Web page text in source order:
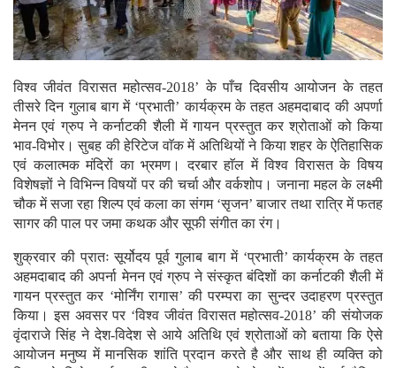
विश्व जीवंत विरासत महोत्सव-2018’ के पाँच दिवसीय आयोजन के तहत
तीसरे दिन गुलाब बाग में ‘प्रभाती’ कार्यक्रम के तहत अहमदाबाद की अपर्णा
मेनन एवं ग्रुप ने कर्नाटकी शैली में गायन प्रस्तुत कर श्रोताओं को किया
भाव-विभोर। सुबह की हेरिटेज वाॅक में अतिथियों ने किया शहर के ऐतिहासिक
एवं कलात्मक मंदिरों का भ्रमण। दरबार हाॅल में विश्व विरासत के विषय
विशेषज्ञों ने विभिन्न विषयों पर की चर्चा और वर्कशोप। जनाना महल के लक्ष्मी
चौक में सजा रहा शिल्प एवं कला का संगम ‘सृजन’ बाजार तथा रात्रि में फतह
सागर की पाल पर जमा कथक और सूफी संगीत का रंग।
शुक्रवार की प्रातः सूर्योदय पूर्व गुलाब बाग में ‘प्रभाती’ कार्यक्रम के तहत
अहमदाबाद की अपर्ना मेनन एवं ग्रुप ने संस्कृत बंदिशों का कर्नाटकी शैली में
गायन प्रस्तुत कर ‘मोर्निंग रागास’ की परम्परा का सुन्दर उदाहरण प्रस्तुत
किया। इस अवसर पर ‘विश्व जीवंत विरासत महोत्सव-2018’ की संयोजक
वृंदाराजे सिंह ने देश-विदेश से आये अतिथि एवं श्रोताओं को बताया कि ऐसे
आयोजन मनुष्य में मानसिक शांति प्रदान करते है और साथ ही व्यक्ति को